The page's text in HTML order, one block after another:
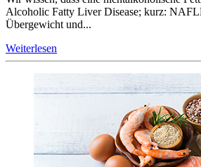
Alcoholic Fatty Liver Disease; kurz:
Übergewicht und...
Weiterlesen